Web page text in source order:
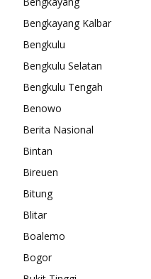
Bengkayang Kalbar
Bengkulu
Bengkulu Selatan
Bengkulu Tengah
Benowo
Berita Nasional
Bintan
Bireuen
Bitung
Blitar
Boalemo
Bogor